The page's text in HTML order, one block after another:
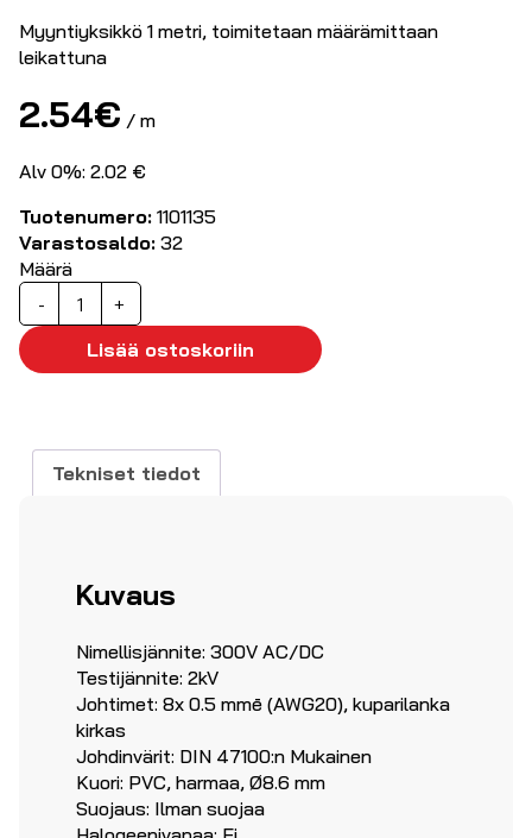
Myyntiyksikkö 1 metri, toimitetaan määrämittaan
leikattuna
2.54€ / m
Alv 0%: 2.02 €
Tuotenumero: 1101135
Varastosaldo: 32
Määrä
-
Suojaamaton
kaapeli
8×0,50mm²
LIYY
+
Lisää ostoskoriin
Tekniset tiedot
Kuvaus
Nimellisjännite: 300V AC/DC
Testijännite: 2kV
Johtimet: 8x 0.5 mmē (AWG20), kuparilanka
kirkas
Johdinvärit: DIN 47100:n Mukainen
Kuori: PVC, harmaa, Ø8.6 mm
Suojaus: Ilman suojaa